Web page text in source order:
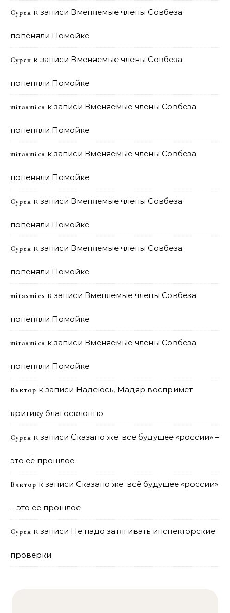
Сурен к записи Вменяемые члены Совбеза
попеняли Помойке
Сурен к записи Вменяемые члены Совбеза
попеняли Помойке
mitasmies к записи Вменяемые члены Совбеза
попеняли Помойке
mitasmies к записи Вменяемые члены Совбеза
попеняли Помойке
Сурен к записи Вменяемые члены Совбеза
попеняли Помойке
Сурен к записи Вменяемые члены Совбеза
попеняли Помойке
mitasmies к записи Вменяемые члены Совбеза
попеняли Помойке
mitasmies к записи Вменяемые члены Совбеза
попеняли Помойке
Виктор к записи Надеюсь, Мадяр воспримет
критику благосклонно
Сурен к записи Сказано же: всё будущее «россии» –
это её прошлое
Виктор к записи Сказано же: всё будущее «россии»
– это её прошлое
Сурен к записи Не надо затягивать инспекторские
проверки